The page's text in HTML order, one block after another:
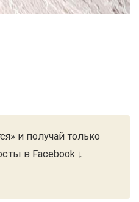
и получай только
в Facebook ↓